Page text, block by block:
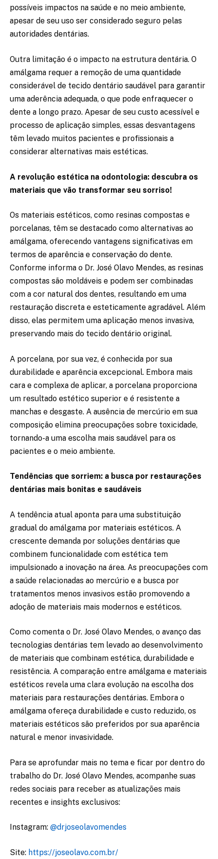
possíveis impactos na saúde e no meio ambiente,
apesar de seu uso ser considerado seguro pelas
autoridades dentárias.
Outra limitação é o impacto na estrutura dentária. O
amálgama requer a remoção de uma quantidade
considerável de tecido dentário saudável para garantir
uma aderência adequada, o que pode enfraquecer o
dente a longo prazo. Apesar de seu custo acessível e
processo de aplicação simples, essas desvantagens
têm levado muitos pacientes e profissionais a
considerar alternativas mais estéticas.
A revolução estética na odontologia: descubra os
materiais que vão transformar seu sorriso!
Os materiais estéticos, como resinas compostas e
porcelanas, têm se destacado como alternativas ao
amálgama, oferecendo vantagens significativas em
termos de aparência e conservação do dente.
Conforme informa o Dr. José Olavo Mendes, as resinas
compostas são moldáveis e podem ser combinadas
com a cor natural dos dentes, resultando em uma
restauração discreta e esteticamente agradável. Além
disso, elas permitem uma aplicação menos invasiva,
preservando mais do tecido dentário original.
A porcelana, por sua vez, é conhecida por sua
durabilidade e aparência excepcional. Embora mais
cara e complexa de aplicar, a porcelana proporciona
um resultado estético superior e é resistente a
manchas e desgaste. A ausência de mercúrio em sua
composição elimina preocupações sobre toxicidade,
tornando-a uma escolha mais saudável para os
pacientes e o meio ambiente.
Tendências que sorriem: a busca por restaurações
dentárias mais bonitas e saudáveis
A tendência atual aponta para uma substituição
gradual do amálgama por materiais estéticos. A
crescente demanda por soluções dentárias que
combinem funcionalidade com estética tem
impulsionado a inovação na área. As preocupações com
a saúde relacionadas ao mercúrio e a busca por
tratamentos menos invasivos estão promovendo a
adoção de materiais mais modernos e estéticos.
Como comenta o Dr. José Olavo Mendes, o avanço das
tecnologias dentárias tem levado ao desenvolvimento
de materiais que combinam estética, durabilidade e
resistência. A comparação entre amálgama e materiais
estéticos revela uma clara evolução na escolha dos
materiais para restaurações dentárias. Embora o
amálgama ofereça durabilidade e custo reduzido, os
materiais estéticos são preferidos por sua aparência
natural e menor invasividade.
Para se aprofundar mais no tema e ficar por dentro do
trabalho do Dr. José Olavo Mendes, acompanhe suas
redes sociais para receber as atualizações mais
recentes e insights exclusivos:
Instagram: @drjoseolavomendes
Site: https://joseolavo.com.br/